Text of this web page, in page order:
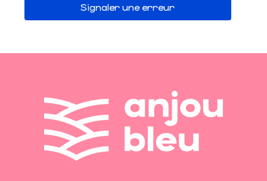
Signaler une erreur